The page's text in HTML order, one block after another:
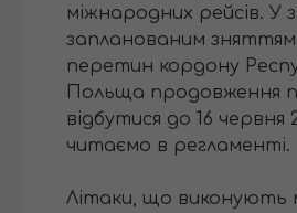
міжнародних рейсів. У
запланованим
перетин кордону
Польща продовження
відбутися до 16 червня
читаємо в регламенті.
Літаки, що виконують